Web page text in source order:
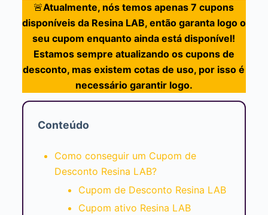
🚨Atualmente, nós temos apenas 7 cupons
disponíveis da Resina LAB, então garanta logo o
seu cupom enquanto ainda está disponível!
Estamos sempre atualizando os cupons de
desconto, mas existem cotas de uso, por isso é
necessário garantir logo.
Conteúdo
Como conseguir um Cupom de
Desconto Resina LAB?
Cupom de Desconto Resina LAB
Cupom ativo Resina LAB